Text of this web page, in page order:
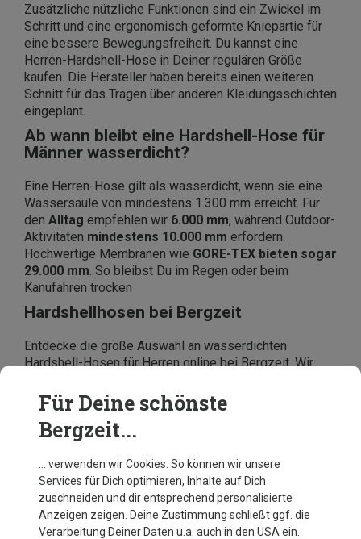
Zusätzliche nützliche Funktionen sind ein Zwickel im
Schritt und eine ergonomisch geformte Kniepartie für
eine bessere Bewegungsfreiheit. Du kannst eine
Herren-Hardshell-Hose in Deiner regulären Größe
kaufen. Die Hersteller haben bereits einen weiteren
Schnitt für das Tragen über anderen Kleidungsschichten
eingeplant.
Ab wann bleibt eine Hardshell-Hose für
Männer wasserdicht?
Eine Herren-Hose gilt als wasserdicht, wenn sie eine
Wassersäule von mindestens 1.300 mm erreicht. Für
den Alltag empfehlen wir 6.000 mm, während Outdoor-
Aktivitäten mindestens 10.000 mm erfordern.
Hochwertige Membranen wie GORE-TEX bieten sogar
29.000 mm . So bleibst Du im Regen oder beim
Kanufahren trocken
Hardshellhosen bei Bergzeit
Entdecke die große Auswahl an wasserdichten
Hardshell-Hosen für Herren online bei Bergzeit. Wir
zu Top-Preisen.
Für Deine schönste
Bergzeit...
… verwenden wir Cookies. So können wir unsere
Services für Dich optimieren, Inhalte auf Dich
zuschneiden und dir entsprechend personalisierte
Anzeigen zeigen. Deine Zustimmung schließt ggf. die
Verarbeitung Deiner Daten u.a. auch in den USA ein.